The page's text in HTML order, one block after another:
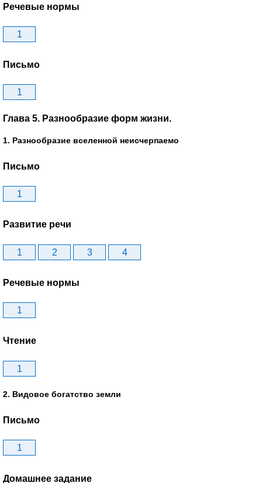
Речевые нормы
1
Письмо
1
Глава 5. Разнообразие форм жизни.
1. Разнообразие вселенной неисчерпаемо
Письмо
1
Развитие речи
1 2 3 4
Речевые нормы
1
Чтение
1
2. Видовое богатство земли
Письмо
1
Домашнее задание